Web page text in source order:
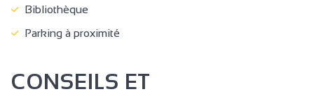
Bibliothèque
Parking à proximité
CONSEILS ET